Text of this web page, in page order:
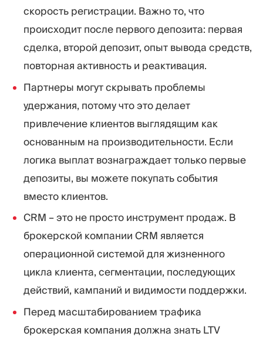
скорость регистрации. Важно то, что
происходит после первого депозита: первая
сделка, второй депозит, опыт вывода средств,
повторная активность и реактивация.
Партнеры могут скрывать проблемы
удержания, потому что это делает
привлечение клиентов выглядящим как
основанным на производительности. Если
логика выплат вознаграждает только первые
депозиты, вы можете покупать события
вместо клиентов.
CRM – это не просто инструмент продаж. В
брокерской компании CRM является
операционной системой для жизненного
цикла клиента, сегментации, последующих
действий, кампаний и видимости поддержки.
Перед масштабированием трафика
брокерская компания должна знать LTV